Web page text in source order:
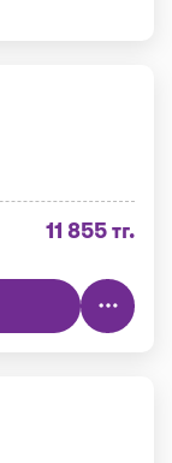
11 855 тг.